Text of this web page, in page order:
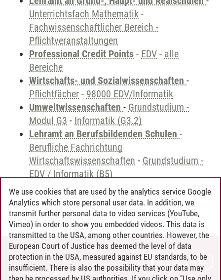
Unterrichtsfach Mathematik -
Fachwissenschaftlicher Bereich -
Pflichtveranstaltungen
Professional Credit Points - EDV - alle
Bereiche
Wirtschafts- und Sozialwissenschaften -
Pflichtfächer - 98000 EDV/Informatik
Umweltwissenschaften - Grundstudium -
Modul G3 - Informatik (G3.2)
Lehramt an Berufsbildenden Schulen -
Berufliche Fachrichtung
Wirtschaftswissenschaften - Grundstudium -
EDV / Informatik (B5)
Andreea Tribel 30.06.2024
CONTACT
LEUPHANA AS EMPLOYER
We use cookies that are used by the analytics service Google
Analytics which store personal user data. In addition, we
transmit further personal data to video services (YouTube,
Vimeo) in order to show you embedded videos. This data is
transmitted to the USA, among other countries. However, the
European Court of Justice has deemed the level of data
protection in the USA, measured against EU standards, to be
insufficient. There is also the possibility that your data may